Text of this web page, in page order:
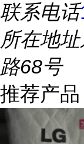
联系电话
所在地址
路68号
推荐产品